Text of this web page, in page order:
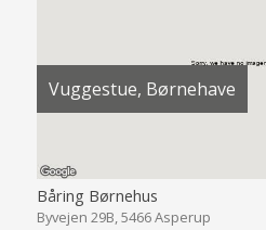
Vuggestue, Børnehave
Båring Børnehus
Byvejen 29B, 5466 Asperup